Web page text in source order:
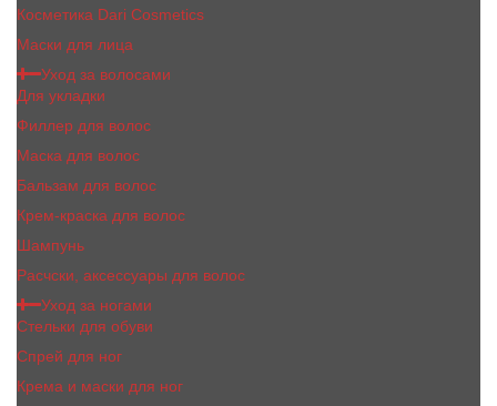
Косметика Dari Cosmetics
Маски для лица
Уход за волосами
Для укладки
Филлер для волос
Маска для волос
Бальзам для волос
Крем-краска для волос
Шампунь
Расчски, аксессуары для волос
Уход за ногами
Стельки для обуви
Спрей для ног
Крема и маски для ног